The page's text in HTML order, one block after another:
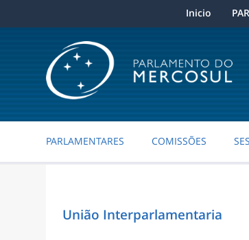
Inicio
PARLAMENTARES COMISSÕES
União Interparlamentaria